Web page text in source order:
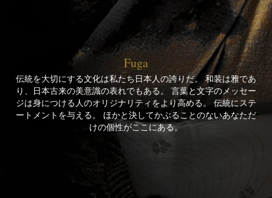
Fuga
伝統を大切にする文化は私たち日本人の誇りだ。 和装は雅であ
り、日本古来の美意識の表れでもある。 言葉と文字のメッセー
ジは身につける人のオリジナリティをより高める。 伝統にステ
ートメントを与える。 ほかと決してかぶることのないあなただ
けの個性がここにある。